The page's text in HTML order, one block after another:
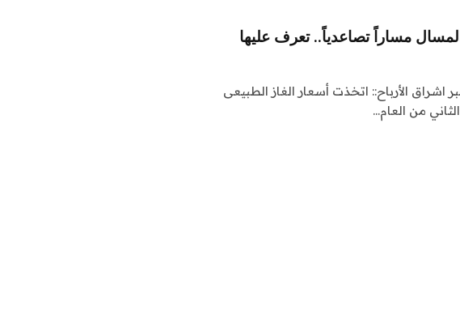
مساراً تصاعدياً.. تعرف عليها
اشراق الأرباح:: اتخذت أسعار الغاز الطبيعى
من العام…